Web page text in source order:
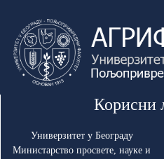
Корисни
Универзитет у Београду
Министарство просвете, науке и